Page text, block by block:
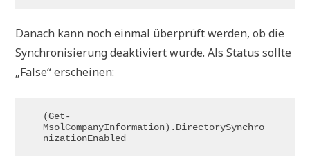
Danach kann noch einmal überprüft werden, ob die
Synchronisierung deaktiviert wurde. Als Status sollte
„False“ erscheinen:
(Get-
MsolCompanyInformation).DirectorySynchro
nizationEnabled